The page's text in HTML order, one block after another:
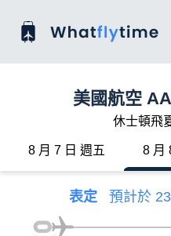
美國航空
休士頓飛
8 月 7 日 週五 8 月
表定 預計於